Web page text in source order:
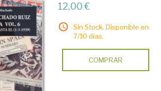
12,00 €
Sin Stock. Disponible en
7/10 días.
COMPRAR